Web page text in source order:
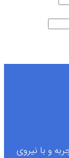
با بیش از 15 سال تجربه و با نیروی